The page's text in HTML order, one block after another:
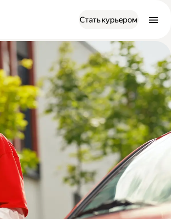
Стать курьером